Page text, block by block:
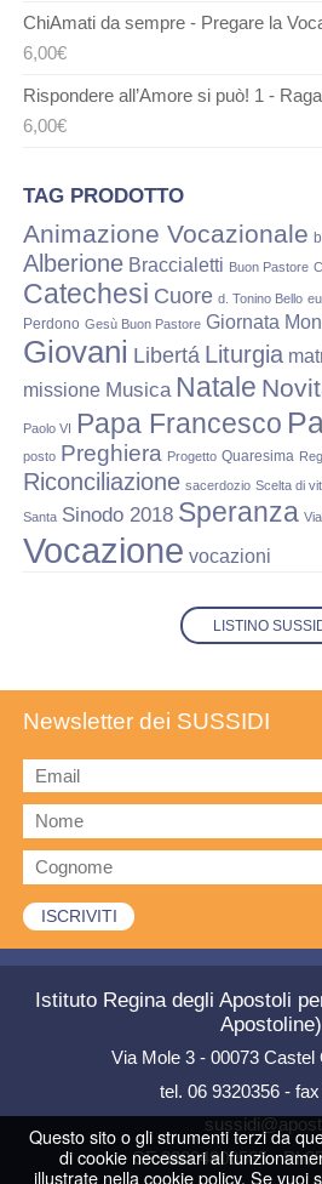
ChiAmati da sempre - Pregare la
6,00€
Rispondere all’Amore si può! 1 -
6,00€
TAG PRODOTTO
Animazione Vocazionale
Alberione Braccialetti Buon Pastore
Catechesi Cuore d. Tonino Bello
Perdono Gesù Buon Pastore Giornata
Giovani Libertá Liturgia
missione Musica Natale
Paolo VI Papa Francesco
posto Preghiera Progetto Quaresima
Riconciliazione sacerdozio Scelta di
Santa Sinodo 2018 Speranza
Vocazione vocazioni
LISTINO
Newsletter dei SUSSIDI
Istituto Regina degli Apostoli
Apostoline)
Via Mole 3 - 00073
tel. 06 9320356 -
CF 82004800585 - PI
Questo sito o gli strumenti terzi da
di cookie necessari al
illustrate nella cookie policy. Se vuoi